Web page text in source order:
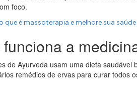
foco.
que é massoterapia e melhore sua saúde
a
de Ayurveda usam uma dieta
remédios de ervas para curar todos